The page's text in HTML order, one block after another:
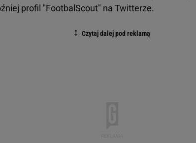
profil "FootbalScout" na Twitterze.